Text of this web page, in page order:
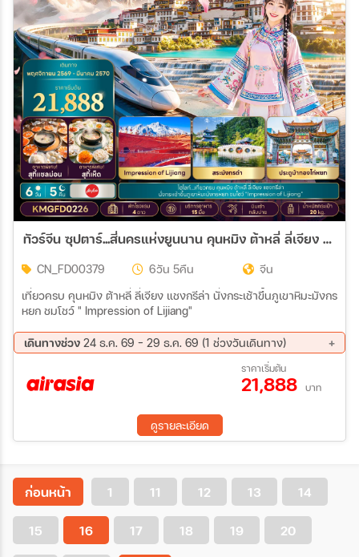
ทัวร์จีน ซุปตาร์...สี่นครแห่งยูนนาน คุนหมิง ต้าหลี่ ลี่เจียง แชงกรี-ลา ทัวร์ไม่ลงร้าน,บินเช้า กลับบ่าย 6วัน 5คืน (FD)
CN_FD00379 6วัน 5คืน
จีน
เที่ยวครบ คุนหมิง ต้าหลี่ ลี่เจียง แชงกรีล่า นั่งกระเช้าขึ้นภูเขาหิมะมังกร
หยก ชมโชว์ " Impression of Lijiang"
เดินทางช่วง 24 ธ.ค. 69 - 29 ธ.ค. 69 (1 ช่วงวันเดินทาง)
ราคาเริ่มต้น
21,888 บาท
ดูรายละเอียด
ก่อนหน้า 1 11 12 13 14
15 16 17 18 19 20